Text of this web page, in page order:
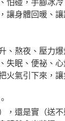
讓身體回暖、讓
、熬夜、壓力
失眠、便祕、心
火氣引下來，讓
，還是實（送不